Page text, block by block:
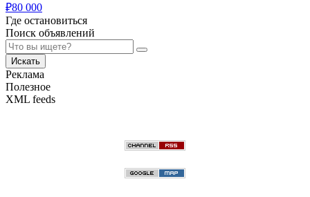
₽80 000
Где остановиться
Поиск объявлений
Искать
Реклама
Полезное
XML feeds